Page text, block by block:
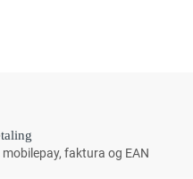
faktura og EAN